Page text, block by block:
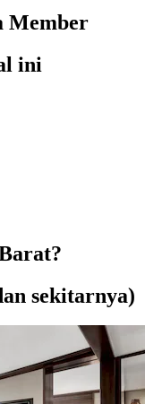
Member
ini
sekitarnya)